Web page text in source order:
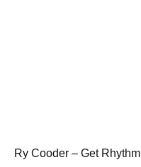
Ry Cooder – Get Rhythm